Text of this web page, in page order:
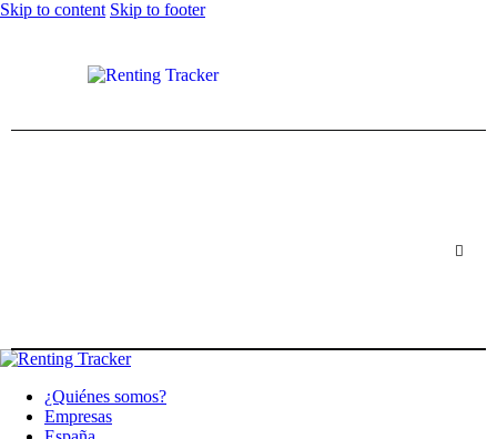
Skip to content Skip to footer
¿Quiénes somos?
Empresas